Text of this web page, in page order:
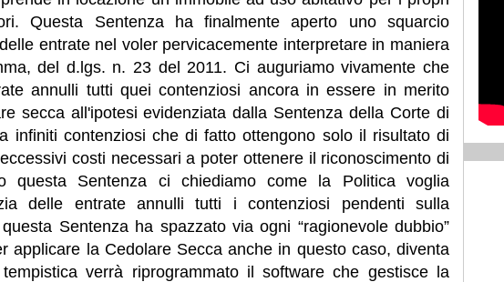
Questa Sentenza ha finalmente aperto uno squarcio
entrate nel voler pervicacemente interpretare in maniera
del d.lgs. n. 23 del 2011. Ci auguriamo vivamente che
annulli tutti quei contenziosi ancora in essere in merito
secca all'ipotesi evidenziata dalla Sentenza della Corte di
infiniti contenziosi che di fatto ottengono solo il risultato di
costi necessari a poter ottenere il riconoscimento di
questa Sentenza ci chiediamo come la Politica voglia
delle entrate annulli tutti i contenziosi pendenti sulla
Sentenza ha spazzato via ogni “ragionevole dubbio”
applicare la Cedolare Secca anche in questo caso, diventa
verrà riprogrammato il software che gestisce la